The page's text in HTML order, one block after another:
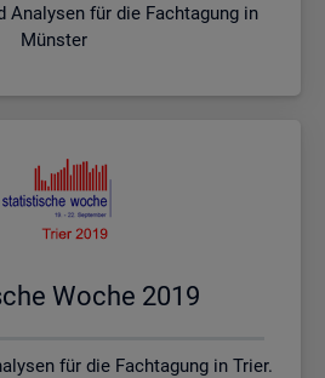
Analysen für die Fachtagung in
Münster
Woche 2019
für die Fachtagung in Trier.